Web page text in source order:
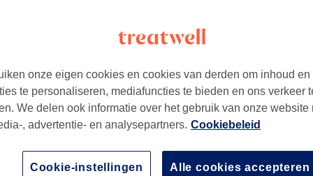
vanaf €90
onze eigen cookies en cookies van derden om inhoud en
te personaliseren, mediafuncties te bieden en ons verkeer
We delen ook informatie over het gebruik van onze website
, advertentie- en analysepartners. Cookiebeleid
Alle cookies accepteren
Cookie-instellingen